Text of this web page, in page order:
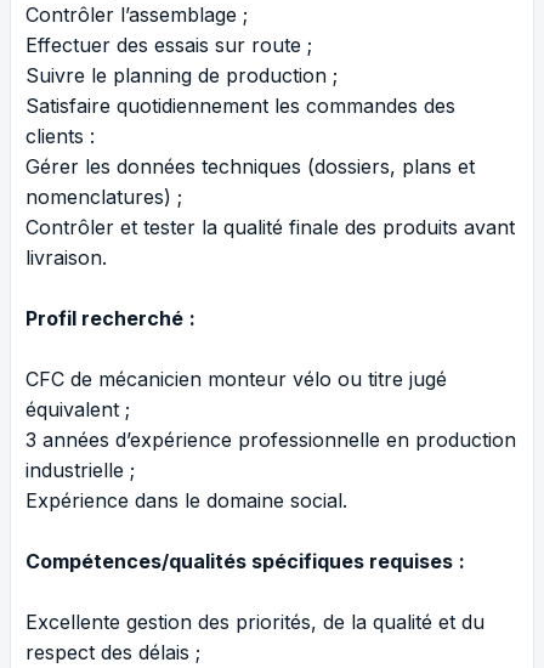
Contrôler l’assemblage ;
Effectuer des essais sur route ;
Suivre le planning de production ;
Satisfaire quotidiennement les commandes des
clients :
Gérer les données techniques (dossiers, plans et
nomenclatures) ;
Contrôler et tester la qualité finale des produits avant
livraison.
Profil recherché :
CFC de mécanicien monteur vélo ou titre jugé
équivalent ;
3 années d’expérience professionnelle en production
industrielle ;
Expérience dans le domaine social.
Compétences/qualités spécifiques requises :
Excellente gestion des priorités, de la qualité et du
respect des délais ;